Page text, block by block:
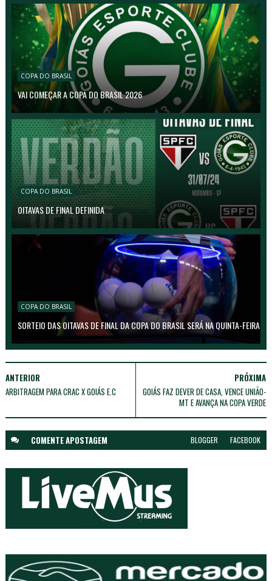
COPA DO BRASIL
VAI COMEÇAR A COPA DO BRASIL 2026
COPA DO BRASIL
OITAVAS DE FINAL DEFINIDA
COPA DO BRASIL
SORTEIO DAS OITAVAS DE FINAL DA COPA DO BRASIL SERÁ NA QUINTA-FEIRA
PRÓXIMA
GOIÁS FAZ DEVER DE CASA, VENCE UNIÃO-
MT E AVANÇA NA COPA VERDE
ANTERIOR
ARBITRAGEM PARA CRAC X GOIÁS E.C
COMENTE APOSTAGEM BLOGGER FACEBOOK